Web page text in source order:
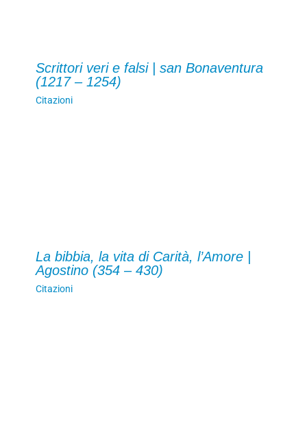
Scrittori veri e falsi | san Bonaventura
(1217 – 1254)
Citazioni
La bibbia, la vita di Carità, l’Amore |
Agostino (354 – 430)
Citazioni